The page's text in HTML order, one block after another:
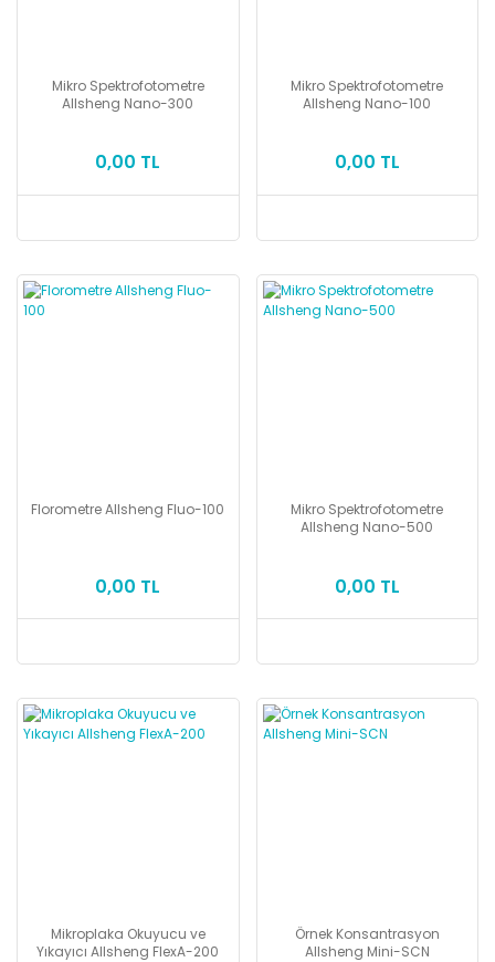
Mikro Spektrofotometre
Allsheng Nano-300
0,00 TL
Mikro Spektrofotometre
Allsheng Nano-100
0,00 TL
Florometre Allsheng Fluo-100
0,00 TL
Mikro Spektrofotometre
Allsheng Nano-500
0,00 TL
Mikroplaka Okuyucu ve
Yıkayıcı Allsheng FlexA-200
Örnek Konsantrasyon
Allsheng Mini-SCN